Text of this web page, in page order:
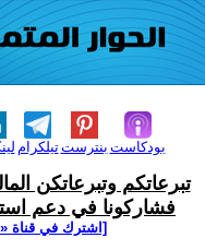
تيلكرامبنترست بودكاست
تبرعاتكم وتبرعاتكن
فشاركونا في دعم
[اشترك في قناة